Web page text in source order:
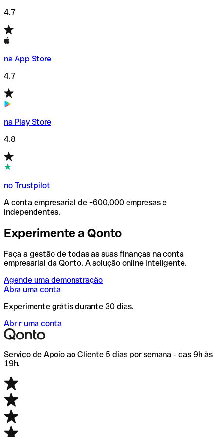
4.7
na App Store
4.7
na Play Store
4.8
no Trustpilot
A conta empresarial de +600,000 empresas e
independentes.
Experimente a Qonto
Faça a gestão de todas as suas finanças na conta
empresarial da Qonto. A solução online inteligente.
Agende uma demonstração
Abra uma conta
Experimente grátis durante 30 dias.
Abrir uma conta
Serviço de Apoio ao Cliente 5 dias por semana - das 9h às
19h.